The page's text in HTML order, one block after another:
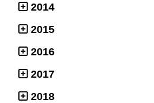
2014
2015
2016
2017
2018